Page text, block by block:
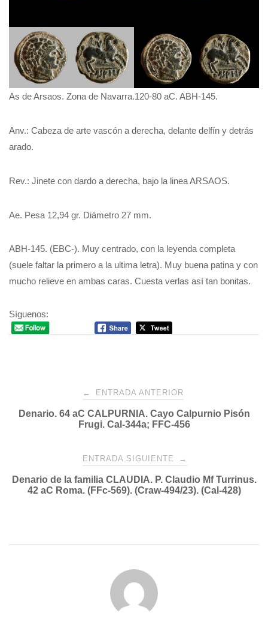
As de Arsaos. Zona de Navarra.120-80 aC. ABH-145.
Anv.: Cabeza de arte vascón a derecha, delante delfín y detrás
arado.
Rev.: Jinete con dardo a derecha, bajo la linea ARSAOS.
Ae. Pesa 12,94 gr. Diámetro 27 mm.
ABH-145. (EBC-). Muy centrado, con la leyenda completa
(suele faltar la primero a la ultima letra). Muy buena patina y con
mucho relieve en ambas caras. Cuesta verlas así tan bonitas.
Síguenos:
Navegación
de
← ENTRADA ANTERIOR
Denario. 64 aC CALPURNIA. Cayo Calpurnio Pisón
Frugi. Cal-344a; FFC-456
ENTRADA SIGUIENTE →
Denario de la familia CLAUDIA. P. Claudio Mf Turrinus.
42 aC Roma. (FFc-569). (Craw-494/23). (Cal-428)